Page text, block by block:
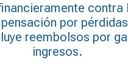
por
reembolsos por
ingresos.